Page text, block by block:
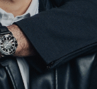
de CS:GO e
os gols